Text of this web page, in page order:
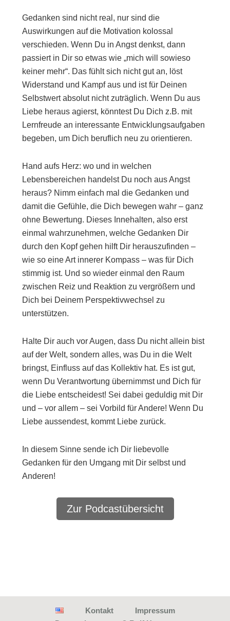
Gedanken sind nicht real, nur sind die
Auswirkungen auf die Motivation kolossal
verschieden. Wenn Du in Angst denkst, dann
passiert in Dir so etwas wie „mich will sowieso
keiner mehr“. Das fühlt sich nicht gut an, löst
Widerstand und Kampf aus und ist für Deinen
Selbstwert absolut nicht zuträglich. Wenn Du aus
Liebe heraus agierst, könntest Du Dich z.B. mit
Lernfreude an interessante Entwicklungsaufgaben
begeben, um Dich beruflich neu zu orientieren.
Hand aufs Herz: wo und in welchen
Lebensbereichen handelst Du noch aus Angst
heraus? Nimm einfach mal die Gedanken und
damit die Gefühle, die Dich bewegen wahr – ganz
ohne Bewertung. Dieses Innehalten, also erst
einmal wahrzunehmen, welche Gedanken Dir
durch den Kopf gehen hilft Dir herauszufinden –
wie so eine Art innerer Kompass – was für Dich
stimmig ist. Und so wieder einmal den Raum
zwischen Reiz und Reaktion zu vergrößern und
Dich bei Deinem Perspektivwechsel zu
unterstützen.
Halte Dir auch vor Augen, dass Du nicht allein bist
auf der Welt, sondern alles, was Du in die Welt
bringst, Einfluss auf das Kollektiv hat. Es ist gut,
wenn Du Verantwortung übernimmst und Dich für
die Liebe entscheidest! Sei dabei geduldig mit Dir
und – vor allem – sei Vorbild für Andere! Wenn Du
Liebe aussendest, kommt Liebe zurück.
In diesem Sinne sende ich Dir liebevolle
Gedanken für den Umgang mit Dir selbst und
Anderen!
Zur Podcastübersicht
Kontakt
Impressum